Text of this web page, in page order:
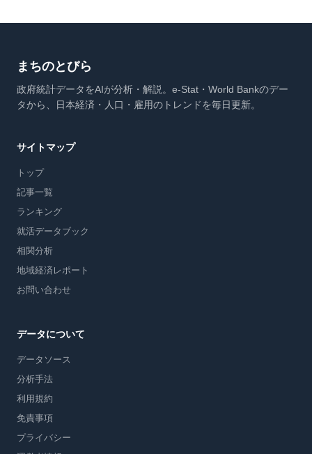
まちのとびら
政府統計データをAIが分析・解説。e-Stat・World Bankのデー
タから、日本経済・人口・雇用のトレンドを毎日更新。
サイトマップ
トップ
記事一覧
ランキング
就活データブック
相関分析
地域経済レポート
お問い合わせ
データについて
データソース
分析手法
利用規約
免責事項
プライバシー